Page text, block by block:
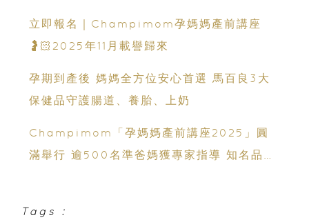
立即報名｜Champimom孕媽媽產前講座
🤰🏻2025年11月載譽歸來
孕期到產後 媽媽全方位安心首選 馬百良3大
保健品守護腸道、養胎、上奶
Champimom「孕媽媽產前講座2025」圓
滿舉行 逾500名準爸媽獲專家指導 知名品牌
Tags :